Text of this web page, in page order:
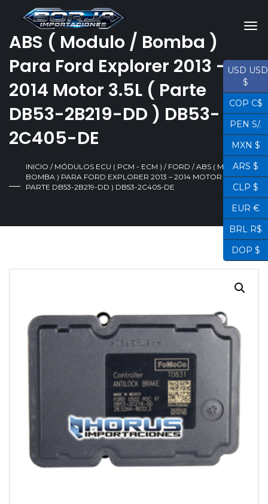
ABS ( Modulo / Bomba )
Para Ford Explorer 2013 –
2014 Motor 3.5L ( Parte
DB53-2B219-DD ) DB53-
2C405-DE
INICIO / MÓDULOS ECU ( PCM - ECM ) / FORD / ABS ( MODULO /
BOMBA ) PARA FORD EXPLORER 2013 – 2014 MOTOR 3.5L (
PARTE DB53-2B219-DD ) DB53-2C405-DE
USD USD
$
COP C$
PEN S/.
MXN $
ARS $
CLP $
EUR €
BRL R$
DOP $